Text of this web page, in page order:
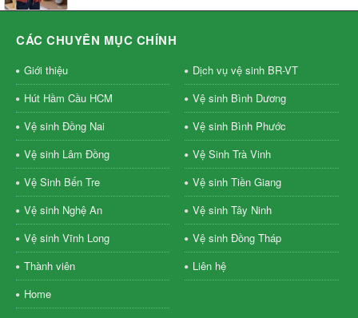
CÁC CHUYÊN MỤC CHÍNH
Giới thiệu
Dịch vụ vệ sinh BR-VT
Hút Hầm Cầu HCM
Vệ sinh Bình Dương
Vệ sinh Đồng Nai
Vệ sinh Bình Phước
Vệ sinh Lâm Đồng
Vệ Sinh Trà Vinh
Vệ Sinh Bến Tre
Vệ sinh Tiền Giang
Vệ sinh Nghệ An
Vệ sinh Tây Ninh
Vệ sinh Vĩnh Long
Vệ sinh Đồng Tháp
Thành viên
Liên hệ
Home